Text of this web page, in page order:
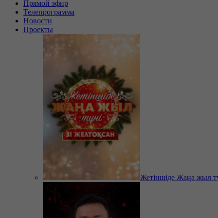
Прямой эфир
Телепрограмма
Новости
Проекты
Жетіншіде Жаңа жыл